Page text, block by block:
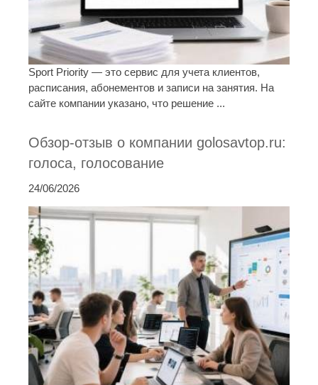
Sport Priority — это сервис для учета клиентов,
расписания, абонементов и записи на занятия. На
сайте компании указано, что решение ...
Обзор-отзыв о компании golosavtop.ru:
голоса, голосование
24/06/2026